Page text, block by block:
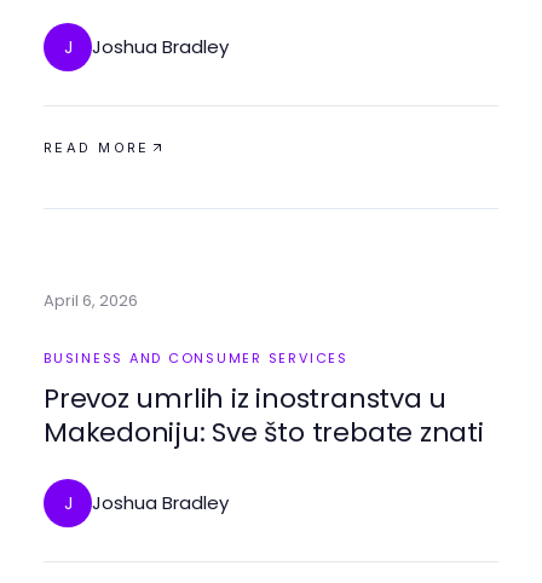
J Joshua Bradley
READ MORE
April 6, 2026
BUSINESS AND CONSUMER SERVICES
Prevoz umrlih iz inostranstva u
Makedoniju: Sve što trebate znati
J Joshua Bradley